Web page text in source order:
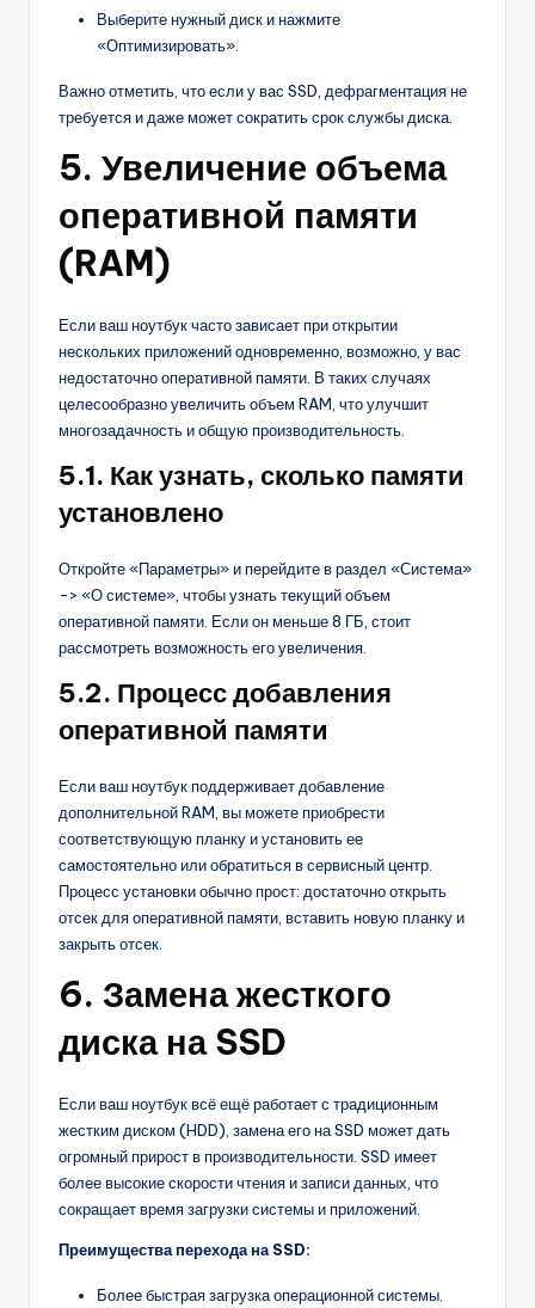
Выберите нужный диск и нажмите
«Оптимизировать».
Важно отметить, что если у вас SSD, дефрагментация не
требуется и даже может сократить срок службы диска.
5. Увеличение объема
оперативной памяти
(RAM)
Если ваш ноутбук часто зависает при открытии
нескольких приложений одновременно, возможно, у вас
недостаточно оперативной памяти. В таких случаях
целесообразно увеличить объем RAM, что улучшит
многозадачность и общую производительность.
5.1. Как узнать, сколько памяти
установлено
Откройте «Параметры» и перейдите в раздел «Система»
-> «О системе», чтобы узнать текущий объем
оперативной памяти. Если он меньше 8 ГБ, стоит
рассмотреть возможность его увеличения.
5.2. Процесс добавления
оперативной памяти
Если ваш ноутбук поддерживает добавление
дополнительной RAM, вы можете приобрести
соответствующую планку и установить ее
самостоятельно или обратиться в сервисный центр.
Процесс установки обычно прост: достаточно открыть
отсек для оперативной памяти, вставить новую планку и
закрыть отсек.
6. Замена жесткого
диска на SSD
Если ваш ноутбук всё ещё работает с традиционным
жестким диском (HDD), замена его на SSD может дать
огромный прирост в производительности. SSD имеет
более высокие скорости чтения и записи данных, что
сокращает время загрузки системы и приложений.
Преимущества перехода на SSD:
Более быстрая загрузка операционной системы.